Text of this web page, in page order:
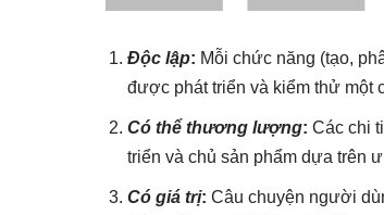
Độc lập: Mỗi chức năng (tạo,
được phát triển và kiểm thử một
Có thể thương lượng: Các chi
triển và chủ sản phẩm dựa trên
Có giá trị: Câu chuyện người